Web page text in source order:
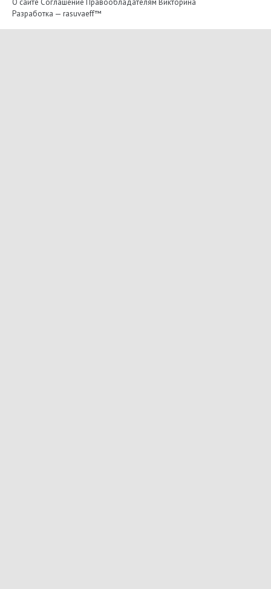
О сайте Соглашение Правообладателям Викторина
Разработка — rasuvaeff™